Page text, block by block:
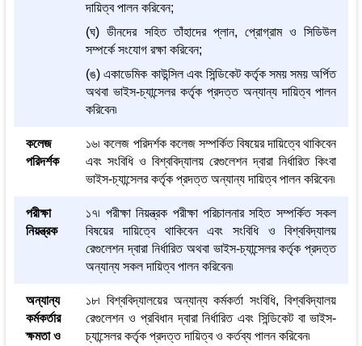
দায়িত্ব পালন করিবেন;
(ঘ) ডীনদের সহিত তাঁহাদের প্লান, প্রোগ্রাম ও সিডিউল
সম্পর্কে সংযোগ রক্ষা করিবেন;
(ঙ) একাডেমিক কাউন্সিল এবং সিন্ডিকেট কর্তৃক সময় সময় অর্পিত
অথবা ভাইস-চ্যান্সেলর কর্তৃক প্রদত্ত অন্যান্য দায়িত্ব পালন
করিবেন৷
কলেজ
পরিদর্শক
১৬৷ কলেজ পরিদর্শক কলেজ সম্পর্কিত বিষয়ের দায়িত্বে থাকিবেন
এবং সংবিধি ও বিশ্ববিদ্যালয় রেগুলেশন দ্বারা নির্ধারিত কিংবা
ভাইস-চ্যান্সেলর কর্তৃক প্রদত্ত অন্যান্য দায়িত্ব পালন করিবেন৷
পরীক্ষা
নিয়ন্ত্রক
১৭৷ পরীক্ষা নিয়ন্ত্রক পরীক্ষা পরিচালনার সহিত সম্পর্কিত সকল
বিষয়ের দায়িত্বে থাকিবেন এবং সংবিধি ও বিশ্ববিদ্যালয়
রেগুলেশন দ্বারা নির্ধারিত অথবা ভাইস-চ্যান্সেলর কর্তৃক প্রদত্ত
অন্যান্য সকল দায়িত্ব পালন করিবেন৷
অন্যান্য
কর্মকর্তার
ক্ষমতা ও
১৮৷ বিশ্ববিদ্যালয়ের অন্যান্য কর্মকর্তা সংবিধি, বিশ্ববিদ্যালয়
রেগুলেশন ও প্রবিধান দ্বারা নির্ধারিত এবং সিন্ডিকেট বা ভাইস-
চ্যান্সেলর কর্তৃক প্রদত্ত দায়িত্ব ও কর্তব্য পালন করিবেন৷